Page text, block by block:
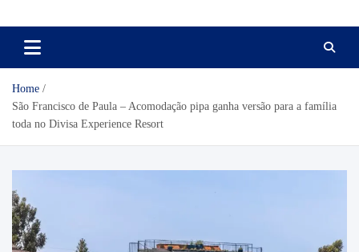
Home
São Francisco de Paula – Acomodação pipa ganha versão para a família
toda no Divisa Experience Resort